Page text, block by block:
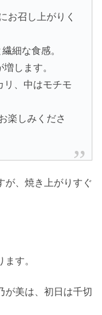
お召し上がりく
細な食感。
します。
リ、中はモチモ
楽しみくださ
が、焼き上がりすぐ
す。
が美は、初日は千切